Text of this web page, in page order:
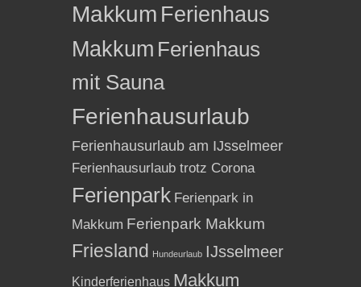
Makkum Ferienhaus
Makkum Ferienhaus
mit Sauna
Ferienhausurlaub
Ferienhausurlaub am IJsselmeer
Ferienhausurlaub trotz Corona
Ferienpark Ferienpark in
Makkum Ferienpark Makkum
Friesland Hundeurlaub IJsselmeer
Kinderferienhaus Makkum